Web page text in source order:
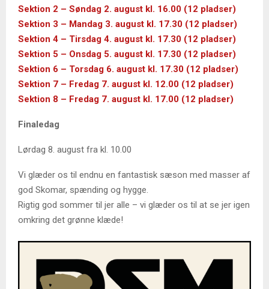
Sektion 2 – Søndag 2. august kl. 16.00 (12 pladser)
Sektion 3 – Mandag 3. august kl. 17.30 (12 pladser)
Sektion 4 – Tirsdag 4. august kl. 17.30 (12 pladser)
Sektion 5 – Onsdag 5. august kl. 17.30 (12 pladser)
Sektion 6 – Torsdag 6. august kl. 17.30 (12 pladser)
Sektion 7 – Fredag 7. august kl. 12.00 (12 pladser)
Sektion 8 – Fredag 7. august kl. 17.00 (12 pladser)
Finaledag
Lørdag 8. august fra kl. 10.00
Vi glæder os til endnu en fantastisk sæson med masser af
god Skomar, spænding og hygge.
Rigtig god sommer til jer alle – vi glæder os til at se jer igen
omkring det grønne klæde!